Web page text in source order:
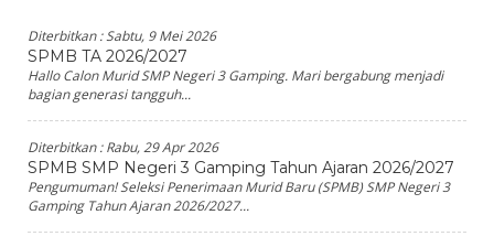
Diterbitkan :Sabtu, 9 Mei 2026
SPMB TA 2026/2027
Hallo Calon Murid SMP Negeri 3 Gamping. Mari bergabung menjadi
bagian generasi tangguh...
Diterbitkan :Rabu, 29 Apr 2026
SPMB SMP Negeri 3 Gamping Tahun Ajaran 2026/2027
Pengumuman! Seleksi Penerimaan Murid Baru (SPMB) SMP Negeri 3
Gamping Tahun Ajaran 2026/2027...